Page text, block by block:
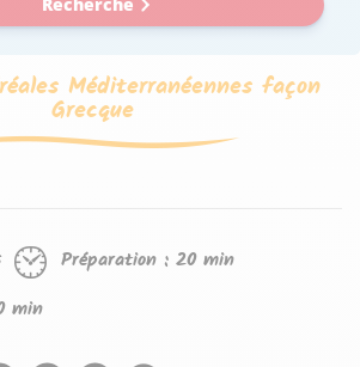
Méditerranéennes façon
Grecque
Préparation : 20 min
min